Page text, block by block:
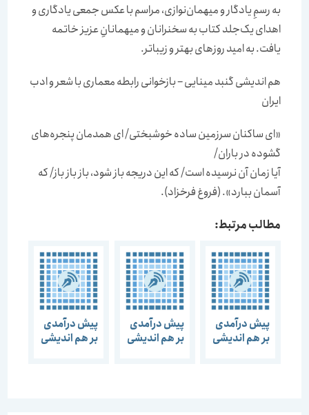
به رسمِ یادگار و میهمان‌نوازی، مراسم با عکس جمعی یادگاری و
اهدای یک‌جلد کتاب به سخنرانان و میهمانانِ عزیز خاتمه
یافت. به امید روزهای بهتر و زیباتر.
هم اندیشی گنبد مینایی – بازخوانی رابطه معماری با شعر و ادب
ایران
«ای ساکنان سرزمین ساده خوشبختی/ ای همدمان پنجره‌های
گشوده در باران/
آیا زمان آن نرسیده است/ که این دریجه باز شود، باز باز باز/ که
آسمان ببارد». (فروغ فرخزاد).
مطالب مرتبط:
پیش درآمدی
بر هم اندیشی
پیش درآمدی
بر هم اندیشی
پیش درآمدی
بر هم اندیشی